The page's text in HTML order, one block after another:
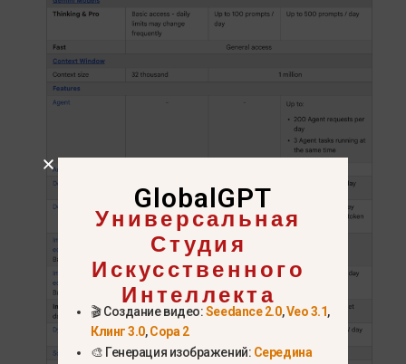
GlobalGPT
Универсальная
Студия
Искусственного
Интеллекта
🎬 Создание видео:Seedance 2.0,Veo 3.1,
Клинг 3.0,Сора 2
🎨 Генерация изображений: Середина